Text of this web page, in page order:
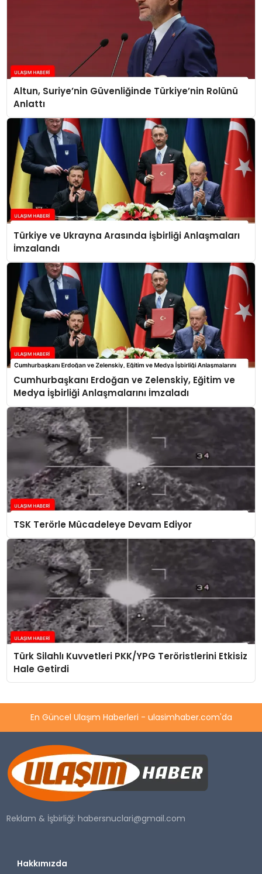
Altun, Suriye’nin Güvenliğinde Türkiye’nin Rolünü
Anlattı
Türkiye ve Ukrayna Arasında İşbirliği Anlaşmaları
İmzalandı
Cumhurbaşkanı Erdoğan ve Zelenskiy, Eğitim ve
Medya İşbirliği Anlaşmalarını İmzaladı
TSK Terörle Mücadeleye Devam Ediyor
Türk Silahlı Kuvvetleri PKK/YPG Teröristlerini Etkisiz
Hale Getirdi
En Güncel Ulaşım Haberleri - ulasimhaber.com'da
Reklam & İşbirliği:habersnuclari@gmail.com
Hakkımızda